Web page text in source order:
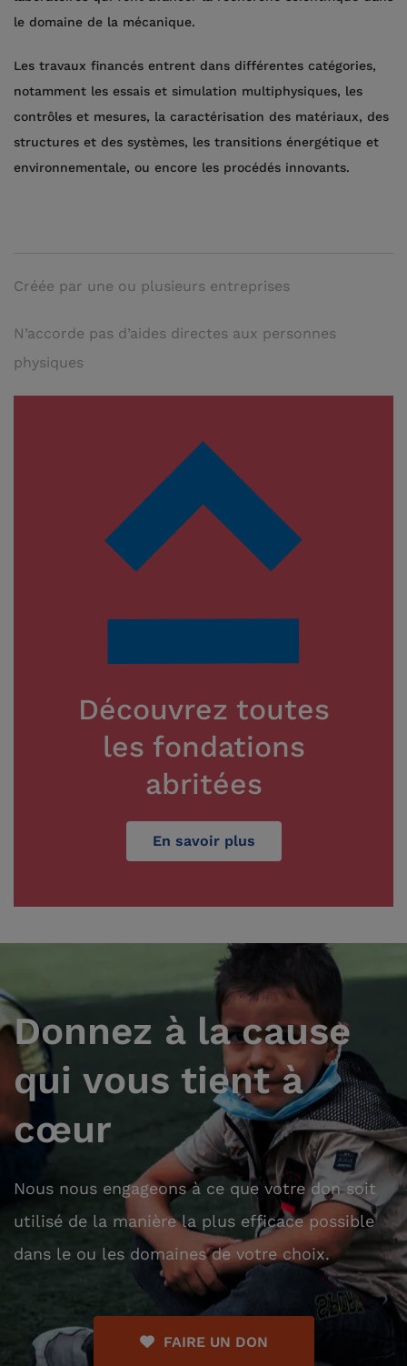
le domaine de la mécanique.
Les travaux financés entrent dans différentes catégories,
notamment les essais et simulation multiphysiques, les
contrôles et mesures, la caractérisation des matériaux, des
structures et des systèmes, les transitions énergétique et
environnementale, ou encore les procédés innovants.
Créée par une ou plusieurs entreprises
N’accorde pas d’aides directes aux personnes
physiques
Découvrez toutes
les fondations
abritées
En savoir plus
Donnez à la cause
qui vous tient à
cœur
Nous nous engageons à ce que votre don soit
utilisé de la manière la plus efficace possible
dans le ou les domaines de votre choix.
FAIRE UN DON